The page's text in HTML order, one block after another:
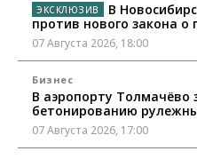
В
против нового закона о
07 Августа 2026, 18:00
Бизнес
В аэропорту
бетонированию
07 Августа 2026, 17:00